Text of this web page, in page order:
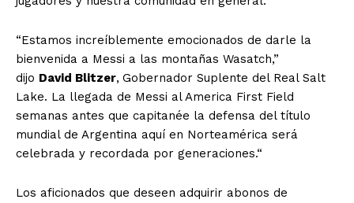
“Estamos increíblemente emocionados de darle la
bienvenida a Messi a las montañas Wasatch,”
dijo David Blitzer, Gobernador Suplente del Real Salt
Lake. La llegada de Messi al America First Field
semanas antes que capitanée la defensa del título
mundial de Argentina aquí en Norteamérica será
celebrada y recordada por generaciones.“
Los aficionados que deseen adquirir abonos de